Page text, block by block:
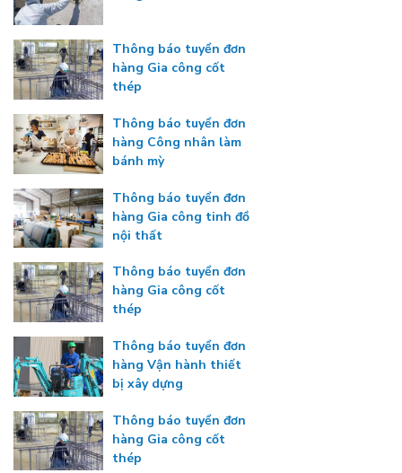
Thông báo tuyển đơn
hàng Gia công cốt
thép
Thông báo tuyển đơn
hàng Công nhân làm
bánh mỳ
Thông báo tuyển đơn
hàng Gia công tinh đồ
nội thất
Thông báo tuyển đơn
hàng Gia công cốt
thép
Thông báo tuyển đơn
hàng Vận hành thiết
bị xây dựng
Thông báo tuyển đơn
hàng Gia công cốt
thép